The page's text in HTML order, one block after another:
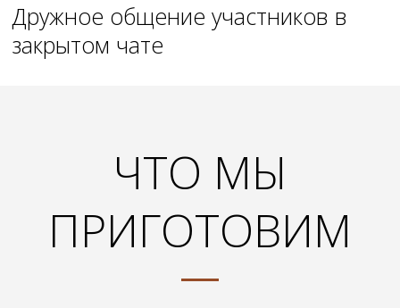
Дружное общение участников в
закрытом чате
ЧТО МЫ
ПРИГОТОВИМ